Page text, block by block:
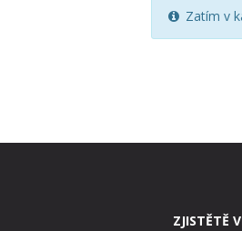
Zatím v
ZJISTĚTĚ